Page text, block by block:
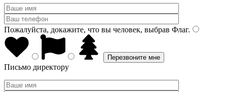
Пожалуйста, докажите, что вы человек, выбрав Флаг.
Письмо директору